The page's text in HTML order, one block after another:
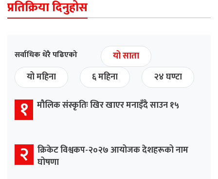
प्रतिक्रिया दिनुहोस
सर्वाधिक धेरै पढिएको
यो साता
यो महिना
६ महिना २४ घण्टा
१ मौलिक संस्कृतिः खिर खाएर मनाइँदै साउन १५
२ क्रिकेट विश्वकप-२०२७ आयोजक देशहरूको नाम
घोषणा